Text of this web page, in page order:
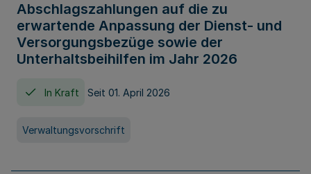
Abschlagszahlungen auf die zu
erwartende Anpassung der Dienst- und
Versorgungsbezüge sowie der
Unterhaltsbeihilfen im Jahr 2026
In Kraft Seit 01. April 2026
Verwaltungsvorschrift